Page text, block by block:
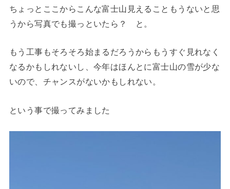
ちょっとここからこんな富士山見えることもうないと思
うから写真でも撮っといたら？ と。
もう工事もそろそろ始まるだろうからもうすぐ見れなく
なるかもしれないし、今年はほんとに富士山の雪が少な
いので、チャンスがないかもしれない。
という事で撮ってみました